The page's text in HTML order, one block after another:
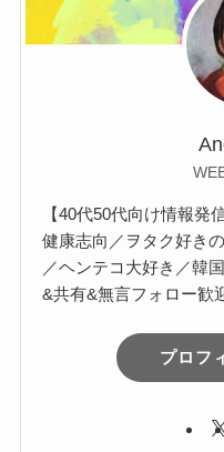
【40代50代向け情報発
健康志向／ヲタク好き
／ヘンテコ大好き／韓
&共有&無言フォロー歓
プロフ